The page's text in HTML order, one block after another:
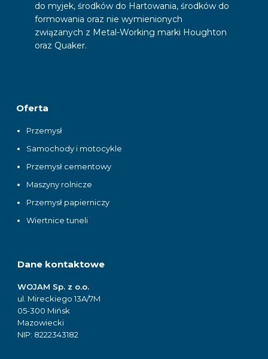
do myjek, środków do Hartowania, środków do
formowania oraz nie wymienionych
związanych z Metal-Working marki Houghton
oraz Quaker.
Oferta
Przemysł
Samochody i motocykle
Przemysł cementowy
Maszyny rolnicze
Przemysł papierniczy
Wiertnice tuneli
Dane kontaktowe
WOJAM Sp. z o.o.
ul. Mireckiego 13A/7M
05-300 Mińsk
Mazowiecki
NIP: 8222343182